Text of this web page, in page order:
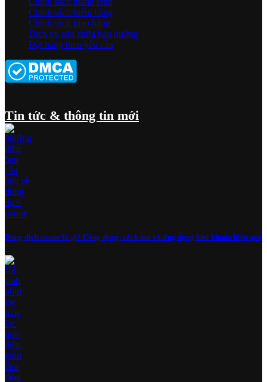
Chính sách kiểm hàng
Chính sách giao hàng
Dịch vụ sửa chữa bảo dưỡng
Đặt hàng theo yêu cầu
Tin tức & thông tin mới
Dung dịch ozone là gì? Công dụng, cách tạo và ứng dụng khử khuẩn hiệu quả